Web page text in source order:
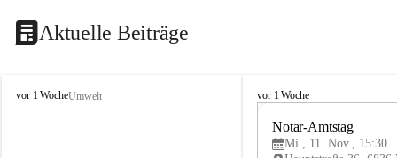
Aktuelle Beiträge
V
vor 1 WocheUmwelt
V
vor 1 Woche
Notar-Amtstag
Mi., 11. Nov., 15:30